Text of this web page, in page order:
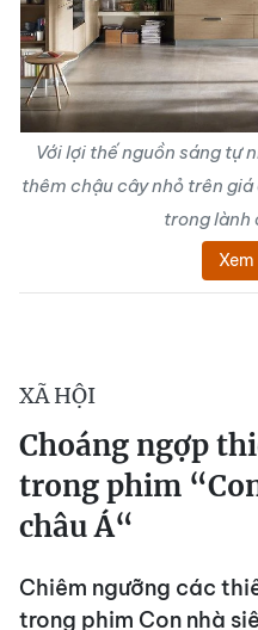
Với lợi thế nguồn sáng tự
thêm chậu cây nhỏ trên
trong lành
XÃ HỘI
Choáng ngợp
trong phim
châu Á“
Chiêm ngưỡng các
trong phim Con nhà